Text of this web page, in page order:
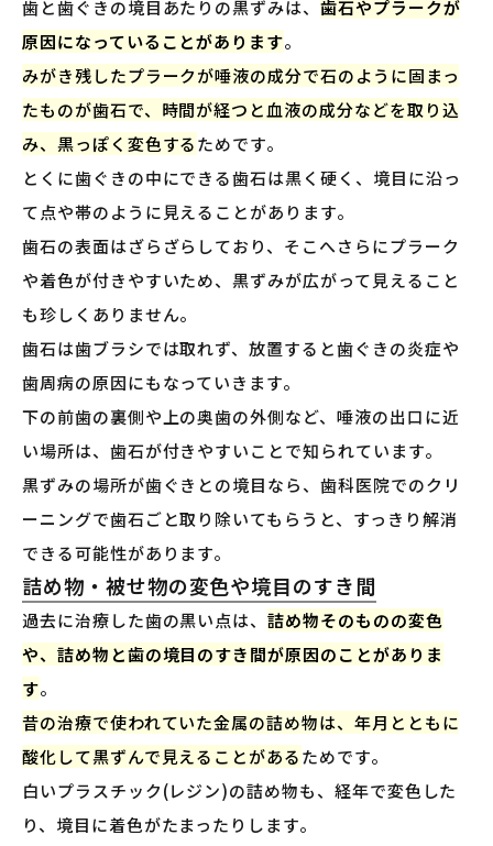
歯と歯ぐきの境目あたりの黒ずみは、 歯石やプラークが
原因になっていることがあります。
みがき残したプラークが唾液の成分で石のように固まっ
たものが歯石で、時間が経つと血液の成分などを取り込
み、黒っぽく変色するためです。
とくに歯ぐきの中にできる歯石は黒く硬く、境目に沿っ
て点や帯のように見えることがあります。
歯石の表面はざらざらしており、そこへさらにプラーク
や着色が付きやすいため、黒ずみが広がって見えること
も珍しくありません。
歯石は歯ブラシでは取れず、放置すると歯ぐきの炎症や
歯周病の原因にもなっていきます。
下の前歯の裏側や上の奥歯の外側など、唾液の出口に近
い場所は、歯石が付きやすいことで知られています。
黒ずみの場所が歯ぐきとの境目なら、歯科医院でのクリ
ーニングで歯石ごと取り除いてもらうと、すっきり解消
できる可能性があります。
詰め物・被せ物の変色や境目のすき間
過去に治療した歯の黒い点は、詰め物そのものの変色
や、詰め物と歯の境目のすき間が原因のことがありま
す。
昔の治療で使われていた金属の詰め物は、年月とともに
酸化して黒ずんで見えることがあるためです。
白いプラスチック(レジン)の詰め物も、経年で変色した
り、境目に着色がたまったりします。